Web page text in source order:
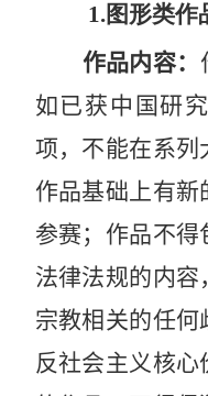
1.图形类作
作品内容：
如已获中国研
项，不能在系列
作品基础上有新
参赛；作品不得
法律法规的内容
宗教相关的任
反社会主义核